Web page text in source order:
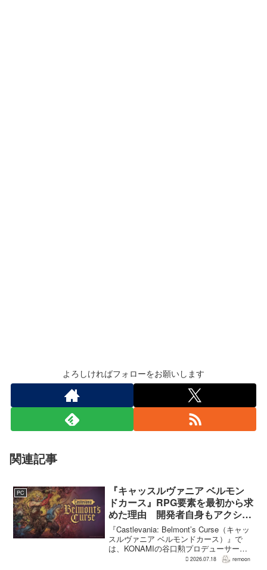
よろしければフォローをお願いします
関連記事
PC
『キャッスルヴァニア ベルモン
ドカース』RPG要素を最初から求
めた理由 開発者自身もアクショ
ンのつらさを実感
『Castlevania: Belmont’s Curse（キャッ
スルヴァニア ベルモンドカース）』で
は、KONAMIの谷口勲プロデューサー
が、レベルアップを含むRPG的システム
2026.07.18 remoon